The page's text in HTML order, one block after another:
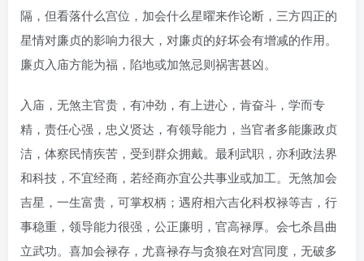
隔，但看落什么宫位，加会什么星曜来作论断，三方四正的
星情对廉贞的影响力很大，对廉贞的好坏会有增减的作用。
廉贞入庙方能为福，陷地或加煞忌则祸害甚凶。
入庙，无煞主官贵，有冲劲，有上进心，肯奋斗，学而专
精，责任心强，忠义贤达，有领导能力，当官者多能廉政贞
洁，体察民情疾苦，受到群众拥戴。最利武职，亦利政法界
和科技，不宜经商，若经商亦宜公共事业或加工。无煞加会
吉星，一生富贵，可掌权柄；遇府相六吉化科权禄等吉，行
事稳重，领导能力很强，公正廉明，官高禄厚。会七杀昌曲
立武功。喜加会禄存，尤喜禄存与贪狼在对宫同度，无破多